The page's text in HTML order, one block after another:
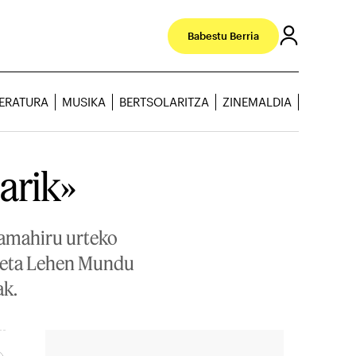
Babestu Berria
MUSIKA BERTSOLARITZA ZINEMALDIA
urteko
Lehen Mundu